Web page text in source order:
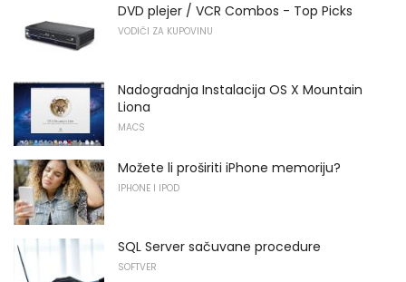
DVD plejer / VCR Combos - Top Picks
VODIČI ZA KUPOVINU
Nadogradnja Instalacija OS X Mountain
Liona
MACS
Možete li proširiti iPhone memoriju?
IPHONE I IPOD
SQL Server sačuvane procedure
SOFTVER